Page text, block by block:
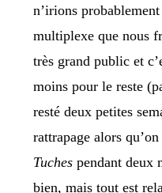
n’irions
multiplexe que nous
très grand public et
moins pour le reste
resté deux petites
rattrapage alors
Tuches pendant deux
bien, mais tout est